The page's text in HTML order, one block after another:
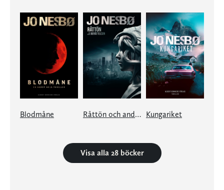
Blodmåne Råttön och andra berättelser Kungariket
Visa alla 28 böcker